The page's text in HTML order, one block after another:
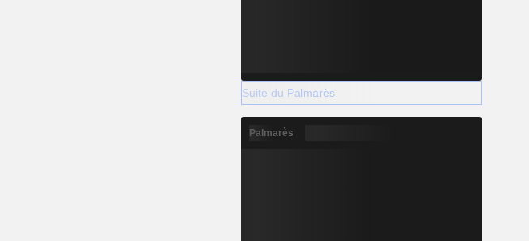
Suite du Palmarès
Palmarès